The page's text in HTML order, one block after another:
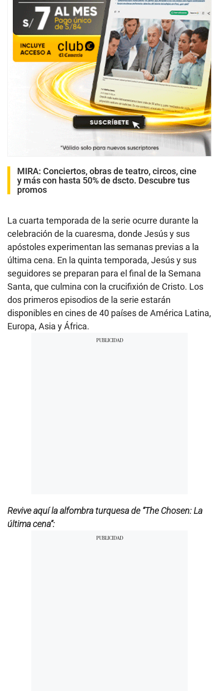
MIRA: Conciertos, obras de teatro, circos, cine
y más con hasta 50% de dscto. Descubre tus
promos
La cuarta temporada de la serie ocurre durante la
celebración de la cuaresma, donde Jesús y sus
apóstoles experimentan las semanas previas a la
última cena. En la quinta temporada, Jesús y sus
seguidores se preparan para el final de la Semana
Santa, que culmina con la crucifixión de Cristo. Los
dos primeros episodios de la serie estarán
disponibles en cines de 40 países de América Latina,
Europa, Asia y África.
Revive aquí la alfombra turquesa de “The Chosen: La
última cena”: